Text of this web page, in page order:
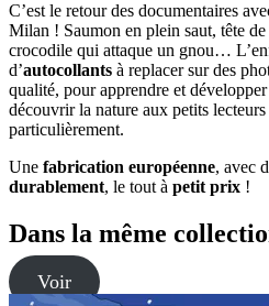
C’est le retour des documentaires
Milan ! Saumon en plein saut, tête
crocodile qui attaque un gnou…
d’autocollants à replacer sur des
qualité, pour apprendre et développer
découvrir la nature aux petits
particulièrement.
Une fabrication européenne, avec
durablement, le tout à petit prix !
Dans la même
Voir